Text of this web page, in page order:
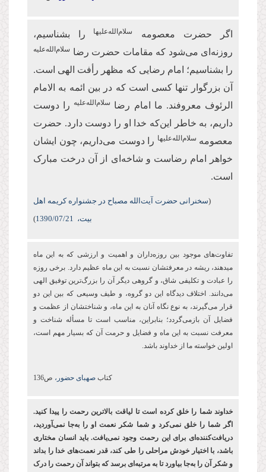
اگر حضرت معصومه سلام‌الله‌علیها را بشناسیم،
روزنه‌ای می‌شود که مقامات حضرت رضا سلام‌الله‌علیه
را بشناسیم؛ امام رضایی که مظهر رأفت الهی است.
آن بزرگوار تنها کسی است که در بین ائمه به الامام
الرئوف معروفند. ما امام رضا سلام‌الله‌علیه را دوست
داریم، به خاطر این‌که خدا او را دوست دارد. حضرت
معصومه سلام‌الله‌علیها را دوست می‌داریم، چون ایشان
خواهر امام رضاست و شاخه‌ای از آن درخت مبارک
است.
(سخنرانی حضرت آیت‌الله مصباح در جشنواره کریمه اهل
بیت،
1390/07/21
)
تفاوت‌های موجود بین روزه‌‏داران و اهمیت و ارزشی كه به این ماه
می‏دهند، ریشه در معرفتشان نسبت به این ماه عظیم دارد. برخی روزه
را عبادت و تكلیفی شاق، و گروهی دیگر آن را بزرگ‌ترین توفیق الهی
می‌دانند. اختلاف دیدگاه این دو گروه، و طیف وسیعی که بین این دو
قرار می‌گیرند، به نوع نگاه آنان به این ماه، و شناختشان از عظمت و
فضایل آن بازمی‌گردد؛ بنابراین، مناسب است تا مسأله شناخت و
معرفت نسبت به این ماه و فضایل و حرمت آن که بسیار مهم است،
اولین خواسته ما از خداوند باشد.
کتاب صهبای حضور، ص136
خداوند شما را خلق کرده ‌است تا لیاقت بالاترین رحمت را پیدا کنید.
اگر شما را خلق نمی‌کرد و شما شکر نعمت او را به‌جا نمی‌آوردید،
دریافت‌کننده‌ای برای این رحمت وجود نمی‌یافت. باید انسان مختاری
باشد، با اختیار خودش مراحلی را طی کند، قدر نعمت‌های خدا را بداند
و شکر آن را به‌جا بیاورد تا به مرتبه‌ای برسد که بتواند آن رحمت را درک